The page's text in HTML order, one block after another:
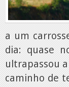
a um
dia: quase
ultrapassou
caminho de